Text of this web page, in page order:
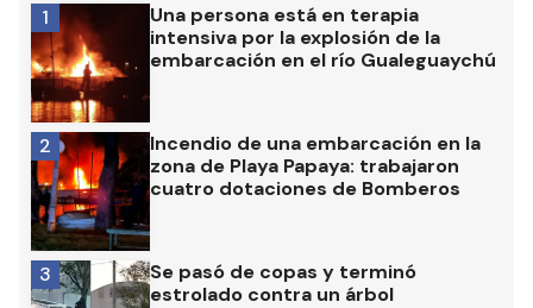
Una persona está en terapia
intensiva por la explosión de la
embarcación en el río Gualeguaychú
1
Incendio de una embarcación en la
zona de Playa Papaya: trabajaron
cuatro dotaciones de Bomberos
2
Se pasó de copas y terminó
estrolado contra un árbol
3